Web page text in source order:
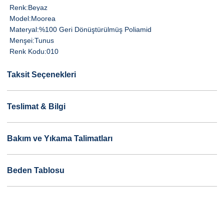
Renk:Beyaz
Model:Moorea
Materyal:%100 Geri Dönüştürülmüş Poliamid
Menşei:Tunus
Renk Kodu:010
Taksit Seçenekleri
Teslimat & Bilgi
Bakım ve Yıkama Talimatları
Beden Tablosu